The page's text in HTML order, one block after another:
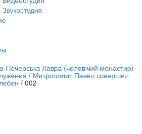
Печерська Лавра (чоловічий монастир)
/ Митрополит Павел совершил
/ 002